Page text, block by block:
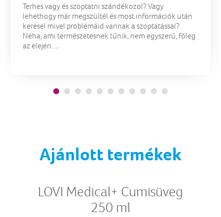
Terhes vagy és szoptatni szándékozol? Vagy
lehethogy már megszültél és most információk után
keresel mivel problémáid vannak a szoptatással?
Néha, ami természetesnek tűnik, nem egyszerű, főleg
az elején. ...
Ajánlott termékek
LOVI Medical+ Cumisüveg
250 ml